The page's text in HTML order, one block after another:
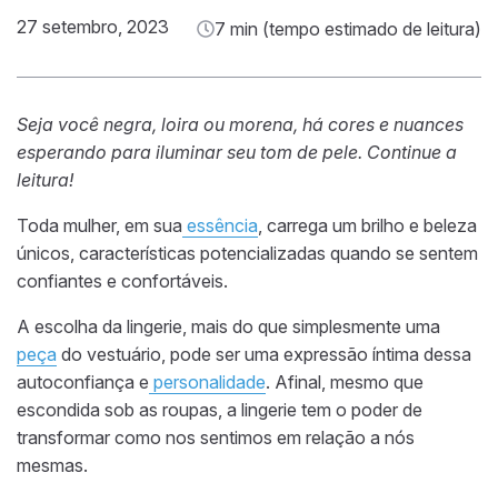
27 setembro, 2023 7 min (tempo estimado de leitura)
Seja você negra, loira ou morena, há cores e nuances
esperando para iluminar seu tom de pele. Continue a
leitura!
Toda mulher, em sua essência , carrega um brilho e beleza
únicos, características potencializadas quando se sentem
confiantes e confortáveis.
A escolha da lingerie, mais do que simplesmente uma
peça do vestuário, pode ser uma expressão íntima dessa
autoconfiança e personalidade. Afinal, mesmo que
escondida sob as roupas, a lingerie tem o poder de
transformar como nos sentimos em relação a nós
mesmas.